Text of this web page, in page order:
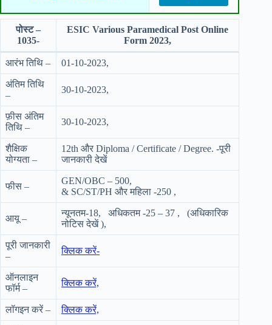
पोस्ट –
1035-
ESIC Various Paramedical Post Online
Form 2023,
आरंभ तिथि – 01-10-2023,
अंतिम तिथि
–
30-10-2023,
फ़ीस अंतिम
तिथि –
30-10-2023,
शैक्षिक
योग्यता –
12th और Diploma / Certificate / Degree. -पूरी
जानकारी देखें
फीस –
GEN/OBC – 500,
& SC/ST/PH और महिला -250 ,
आयू –
न्यूनतम-18, अधिकतम -25 – 37 , (अधिकारिक
नोटिस देखें ),
पूरी जानकारी
–
क्लिक करें-
ऑनलाइन
फॉर्म –
क्लिक करें,
लॉगइन करें – क्लिक करें,